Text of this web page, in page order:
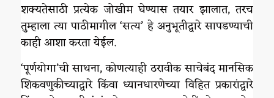
शक्यतेसाठी प्रत्येक जोखीम घेण्यास तयार झालात, तरच
तुम्हाला त्या पाठीमागील ‘सत्य’ हे अनुभूतीद्वारे सापडण्याची
काही आशा करता येईल.
‘पूर्णयोगा’ची साधना, कोणत्याही ठरावीक साचेबंद मानसिक
शिकवणुकीच्याद्वारे किंवा ध्यानधारणेच्या विहित प्रकारांद्वारे